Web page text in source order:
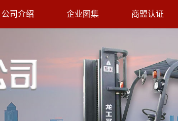
公司介绍 企业图集 商盟认证